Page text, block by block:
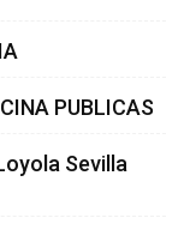
PUBLICAS
Sevilla